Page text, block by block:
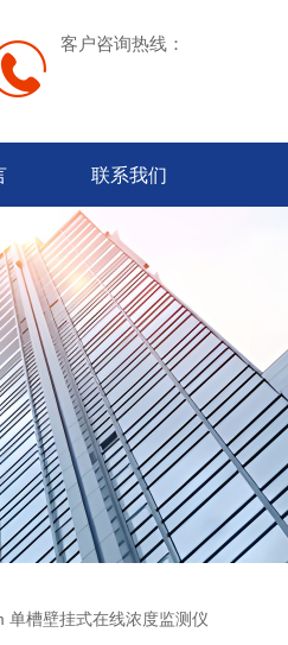
客户咨询热线：
联系我们
单槽壁挂式在线浓度监测仪